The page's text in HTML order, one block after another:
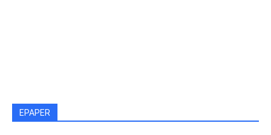
EPAPER